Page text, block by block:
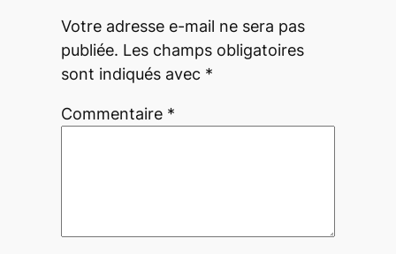
Votre adresse e-mail ne sera pas
publiée. Les champs obligatoires
sont indiqués avec *
Commentaire *